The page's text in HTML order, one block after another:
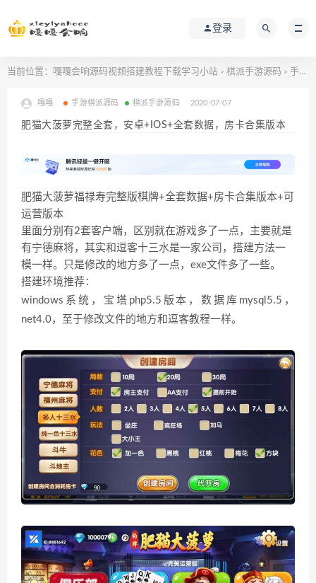
登录
当前位置： 嘎嘎会响源码视频搭建教程下载学习小站 > 棋派手游源码 > 手游棋派源码
嘎嘎 手游棋派源码 棋派手游源码 2020-07-07
肥猫大菠萝完整全套，安卓+IOS+全套数据，房卡合集版本
肥猫大菠萝福禄寿完整版棋牌+全套数据+房卡合集版本+可
运营版本
里面分别有2套客户端，区别就在游戏多了一点，主要就是
有宁德麻将，其实和逗客十三水是一家公司，搭建方法一
模一样。只是修改的地方多了一点，exe文件多了一些。
搭建环境推荐：
windows系统，宝塔php5.5版本，数据库mysql5.5，
net4.0，至于修改文件的地方和逗客教程一样。